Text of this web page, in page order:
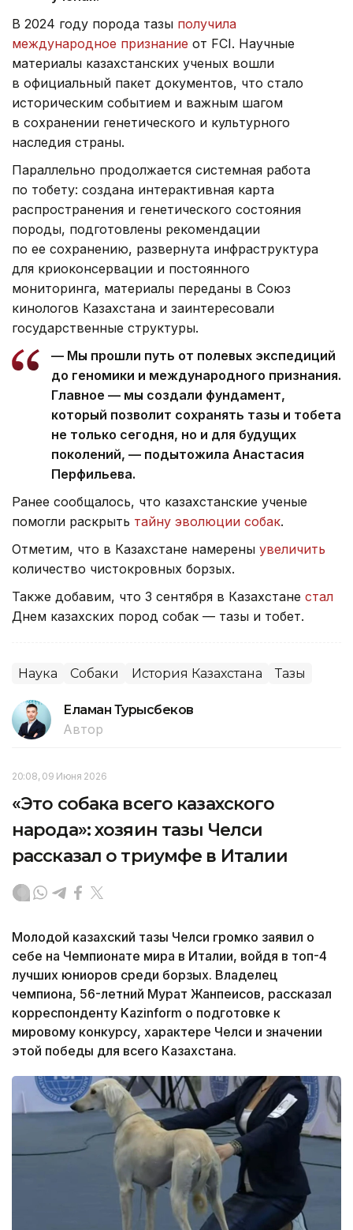
В 2024 году порода тазы получила
международное признание от FCI. Научные
материалы казахстанских ученых вошли
в официальный пакет документов, что стало
историческим событием и важным шагом
в сохранении генетического и культурного
наследия страны.
Параллельно продолжается системная работа
по тобету: создана интерактивная карта
распространения и генетического состояния
породы, подготовлены рекомендации
по ее сохранению, развернута инфраструктура
для криоконсервации и постоянного
мониторинга, материалы переданы в Союз
кинологов Казахстана и заинтересовали
государственные структуры.
— Мы прошли путь от полевых экспедиций
до геномики и международного признания.
Главное — мы создали фундамент,
который позволит сохранять тазы и тобета
не только сегодня, но и для будущих
поколений, — подытожила Анастасия
Перфильева.
Ранее сообщалось, что казахстанские ученые
помогли раскрыть тайну эволюции собак.
Отметим, что в Казахстане намерены увеличить
количество чистокровных борзых.
Также добавим, что 3 сентября в Казахстане стал
Днем казахских пород собак — тазы и тобет.
Наука Собаки История Казахстана Тазы
Еламан Турысбеков
Автор
20:08, 09 Июня 2026
«Это собака всего казахского
народа»: хозяин тазы Челси
рассказал о триумфе в Италии
Молодой казахский тазы Челси громко заявил о
себе на Чемпионате мира в Италии, войдя в топ-4
лучших юниоров среди борзых. Владелец
чемпиона, 56-летний Мурат Жанпеисов, рассказал
корреспонденту Kazinform о подготовке к
мировому конкурсу, характере Челси и значении
этой победы для всего Казахстана.